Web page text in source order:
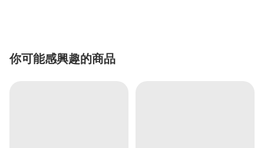
你可能感興趣的商品